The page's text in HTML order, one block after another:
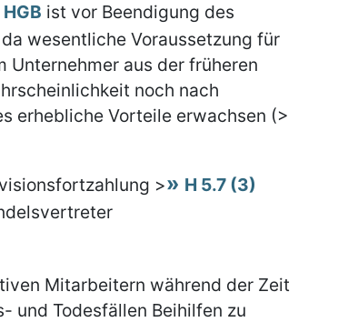
ist vor Beendigung des
wesentliche Voraussetzung für
Unternehmer aus der früheren
noch nach
erhebliche Vorteile erwachsen (>
>
H 5.7 (3)
Mitarbeitern während der Zeit
und Todesfällen Beihilfen zu